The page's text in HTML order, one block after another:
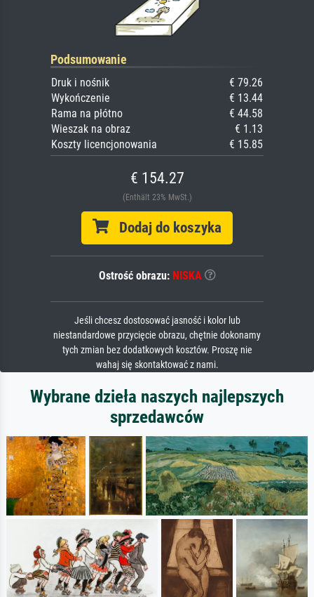
Podsumowanie
Druk i nośnik
€ 79.26
Wykończenie
€ 13.44
Rama na płótno
€ 44.58
Wieszak na obraz
€ 1.13
Koszty licencjonowania
€ 15.85
€ 154.27
(Enthält 23% MwSt.)
Dodaj do koszyka
Ostrość obrazu: NISKA
Jeśli chcesz dostosować jasność i kolor lub
niestandardowe przycięcie obrazu, chętnie dokonamy
tych zmian bez dodatkowych kosztów. Proszę nie
wahaj się skontaktować z nami.
Wybrane dzieła naszych najlepszych
sprzedawców